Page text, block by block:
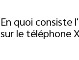
En quoi
sur le téléphone